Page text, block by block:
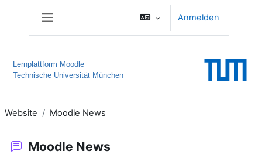
Anmelden
Lernplattform Moodle
Technische Universität München
Website Moodle News
Moodle News